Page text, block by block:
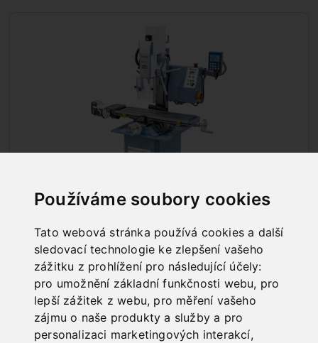
Používáme soubory cookies
Tato webová stránka používá cookies a další
sledovací technologie ke zlepšení vašeho
zážitku z prohlížení pro následující účely:
pro umožnění základní funkčnosti webu, pro
lepší zážitek z webu, pro měření vašeho
zájmu o naše produkty a služby a pro
personalizaci marketingových interakcí,
VRTAČKO - FRÉZKY